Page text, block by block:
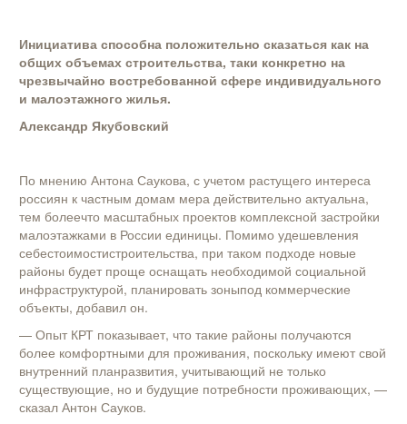
Инициатива способна положительно сказаться как на
общих объемах строительства, таки конкретно на
чрезвычайно востребованной сфере индивидуального
и малоэтажного жилья.
Александр Якубовский
По мнению Антона Саукова, с учетом растущего интереса
россиян к частным домам мера действительно актуальна,
тем болеечто масштабных проектов комплексной застройки
малоэтажками в России единицы. Помимо удешевления
себестоимостистроительства, при таком подходе новые
районы будет проще оснащать необходимой социальной
инфраструктурой, планировать зоныпод коммерческие
объекты, добавил он.
— Опыт КРТ показывает, что такие районы получаются
более комфортными для проживания, поскольку имеют свой
внутренний планразвития, учитывающий не только
существующие, но и будущие потребности проживающих, —
сказал Антон Сауков.